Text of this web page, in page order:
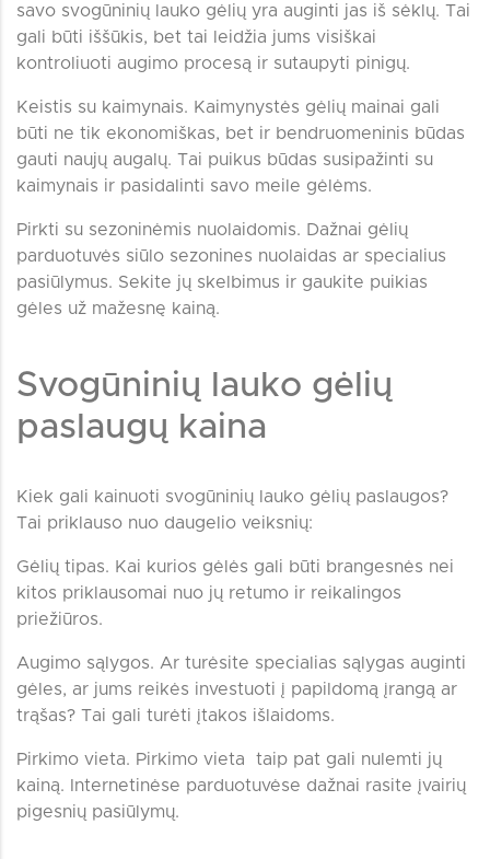
savo svogūninių lauko gėlių yra auginti jas iš sėklų. Tai
gali būti iššūkis, bet tai leidžia jums visiškai
kontroliuoti augimo procesą ir sutaupyti pinigų.
Keistis su kaimynais. Kaimynystės gėlių mainai gali
būti ne tik ekonomiškas, bet ir bendruomeninis būdas
gauti naujų augalų. Tai puikus būdas susipažinti su
kaimynais ir pasidalinti savo meile gėlėms.
Pirkti su sezoninėmis nuolaidomis. Dažnai gėlių
parduotuvės siūlo sezonines nuolaidas ar specialius
pasiūlymus. Sekite jų skelbimus ir gaukite puikias
gėles už mažesnę kainą.
Svogūninių lauko gėlių
paslaugų kaina
Kiek gali kainuoti svogūninių lauko gėlių paslaugos?
Tai priklauso nuo daugelio veiksnių:
Gėlių tipas. Kai kurios gėlės gali būti brangesnės nei
kitos priklausomai nuo jų retumo ir reikalingos
priežiūros.
Augimo sąlygos. Ar turėsite specialias sąlygas auginti
gėles, ar jums reikės investuoti į papildomą įrangą ar
trąšas? Tai gali turėti įtakos išlaidoms.
Pirkimo vieta. Pirkimo vieta taip pat gali nulemti jų
kainą. Internetinėse parduotuvėse dažnai rasite įvairių
pigesnių pasiūlymų.